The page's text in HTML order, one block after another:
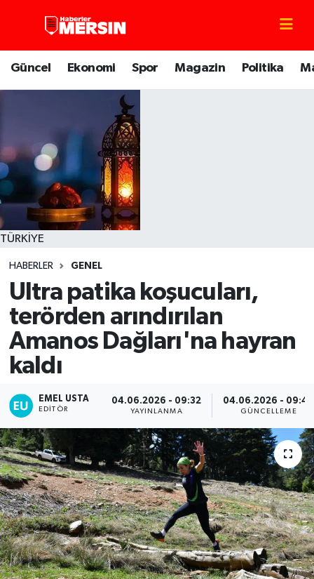
Güncel Ekonomi Spor Magazin Politika
TÜRKİYE
HABERLER GENEL
Ultra patika koşucuları,
terörden arındırılan
Amanos Dağları'na hayran
kaldı
EMEL USTA
EDITÖR
04.06.2026 - 09:32
YAYINLANMA
04.06.2026 - 09:40
GÜNCELLEME
Mersin Nöbetçi Eczaneler
Mersin Hava Durumu
Mersin Trafik Yoğunluk Haritası
Süper Lig Puan Durumu ve Fikstür
Tüm Manşetler
Son Dakika Haberleri
Haber Arşivi